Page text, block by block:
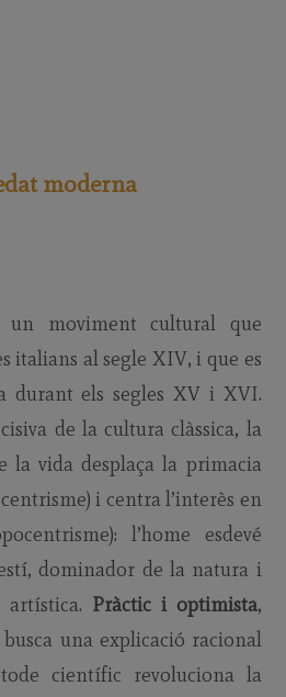
moderna
moviment cultural que
italians al segle XIV, i que es
durant els segles XV i XVI.
de la cultura clàssica, la
la vida desplaça la primacia
i centra l’interès en
l’home esdevé
dominador de la natura i
Pràctic i optimista,
una explicació racional
científic revoluciona la